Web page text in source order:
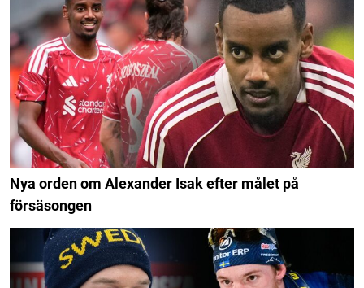
Nya orden om Alexander Isak efter målet på
försäsongen